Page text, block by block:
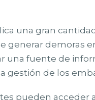
una gran
generar demoras
una fuente de
gestión de los
pueden acceder